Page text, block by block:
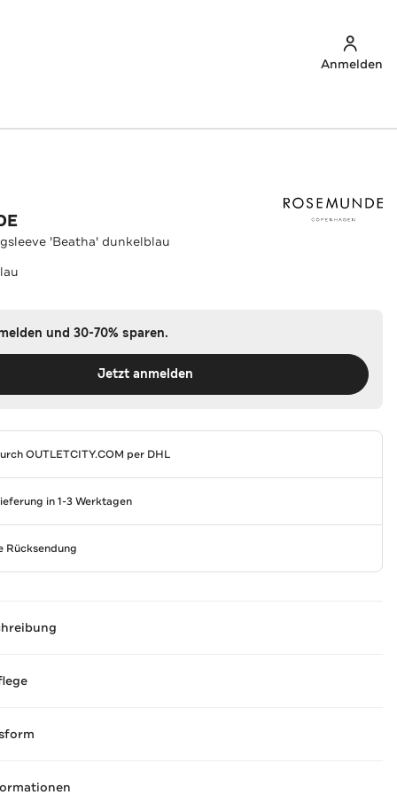
Anmelden
'Beatha' dunkelblau
und 30-70% sparen.
Jetzt anmelden
OUTLETCITY.COM per DHL
in 1-3 Werktagen
Rücksendung